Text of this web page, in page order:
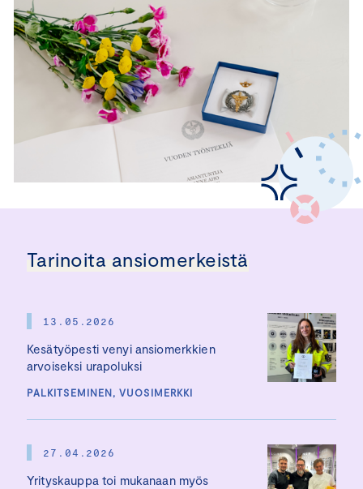
Tarinoita ansiomerkeistä
13.05.2026
Kesätyöpesti venyi ansiomerkkien
arvoiseksi urapoluksi
PALKITSEMINEN, VUOSIMERKKI
27.04.2026
Yrityskauppa toi mukanaan myös